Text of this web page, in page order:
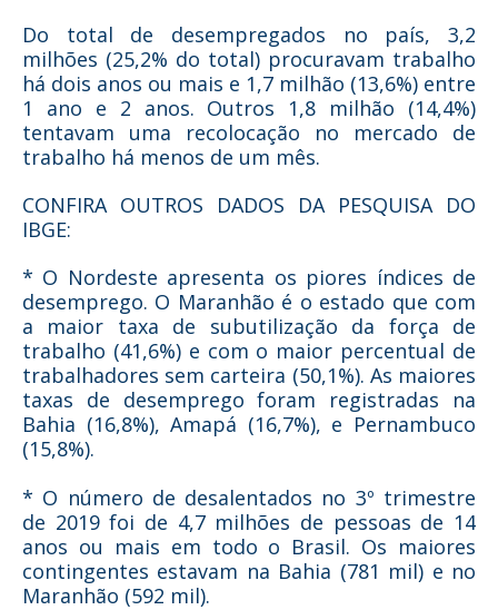
Do total de desempregados no país, 3,2
milhões (25,2% do total) procuravam trabalho
há dois anos ou mais e 1,7 milhão (13,6%) entre
1 ano e 2 anos. Outros 1,8 milhão (14,4%)
tentavam uma recolocação no mercado de
trabalho há menos de um mês.
CONFIRA OUTROS DADOS DA PESQUISA DO
IBGE:
* O Nordeste apresenta os piores índices de
desemprego. O Maranhão é o estado que com
a maior taxa de subutilização da força de
trabalho (41,6%) e com o maior percentual de
trabalhadores sem carteira (50,1%). As maiores
taxas de desemprego foram registradas na
Bahia (16,8%), Amapá (16,7%), e Pernambuco
(15,8%).
* O número de desalentados no 3º trimestre
de 2019 foi de 4,7 milhões de pessoas de 14
anos ou mais em todo o Brasil. Os maiores
contingentes estavam na Bahia (781 mil) e no
Maranhão (592 mil).